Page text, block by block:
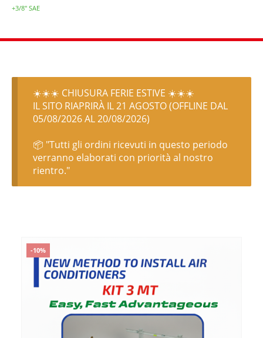
+3/8″ SAE
☀️☀️☀️ CHIUSURA FERIE ESTIVE ☀️☀️☀️
IL SITO RIAPRIRÀ IL 21 AGOSTO (OFFLINE DAL
05/08/2026 AL 20/08/2026)
📦 "Tutti gli ordini ricevuti in questo periodo
verranno elaborati con priorità al nostro
rientro."
-10%